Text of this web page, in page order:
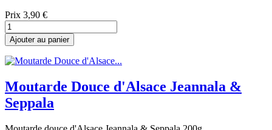
Prix 3,90 €
Ajouter au panier
Moutarde Douce d'Alsace Jeannala &
Seppala